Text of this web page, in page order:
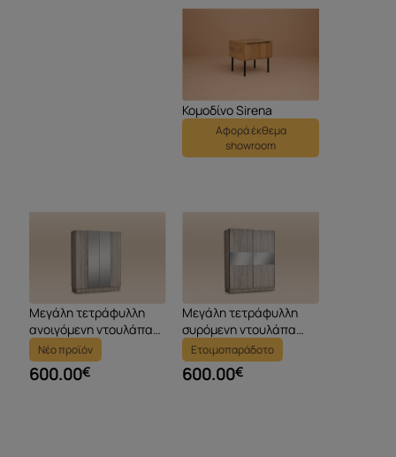
Κομοδίνο Sirena
Αφορά έκθεμα
showroom
Μεγάλη τετράφυλλη
ανοιγόμενη ντουλάπα
Adige
Νέο προϊόν
600.00€
Μεγάλη τετράφυλλη
συρόμενη ντουλάπα
Rovigo
Ετοιμοπαράδοτο
600.00€